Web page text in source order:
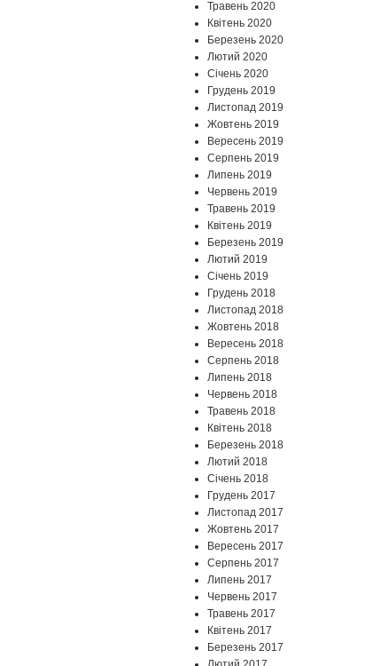
Травень 2020
Квітень 2020
Березень 2020
Лютий 2020
Січень 2020
Грудень 2019
Листопад 2019
Жовтень 2019
Вересень 2019
Серпень 2019
Липень 2019
Червень 2019
Травень 2019
Квітень 2019
Березень 2019
Лютий 2019
Січень 2019
Грудень 2018
Листопад 2018
Жовтень 2018
Вересень 2018
Серпень 2018
Липень 2018
Червень 2018
Травень 2018
Квітень 2018
Березень 2018
Лютий 2018
Січень 2018
Грудень 2017
Листопад 2017
Жовтень 2017
Вересень 2017
Серпень 2017
Липень 2017
Червень 2017
Травень 2017
Квітень 2017
Березень 2017